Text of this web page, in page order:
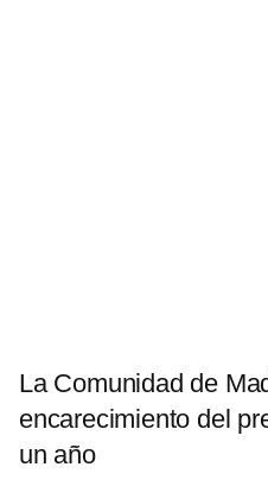
La Comunidad de
encarecimiento del
un año